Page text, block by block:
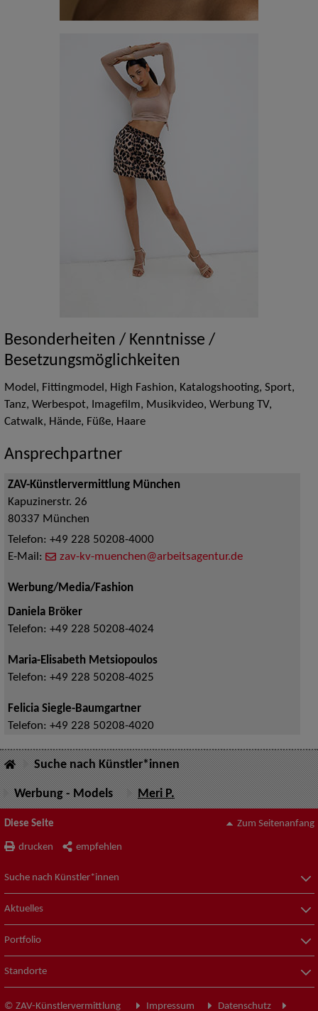
Besonderheiten / Kenntnisse /
Besetzungsmöglichkeiten
Model, Fittingmodel, High Fashion, Katalogshooting, Sport,
Tanz, Werbespot, Imagefilm, Musikvideo, Werbung TV,
Catwalk, Hände, Füße, Haare
Ansprechpartner
ZAV-Künstlervermittlung München
Kapuzinerstr. 26
80337 München
Telefon: +49 228 50208-4000
E-Mail:
zav-kv-muenchen@arbeitsagentur.de
Werbung/Media/Fashion
Daniela Bröker
Telefon: +49 228 50208-4024
Maria-Elisabeth Metsiopoulos
Telefon: +49 228 50208-4025
Felicia Siegle-Baumgartner
Telefon: +49 228 50208-4020
Suche nach Künstler*innen
Werbung - Models Meri P.
Diese Seite
drucken empfehlen
Zum Seitenanfang
Suche nach Künstler*innen
Aktuelles
Portfolio
Standorte
© ZAV-Künstlervermittlung Impressum Datenschutz